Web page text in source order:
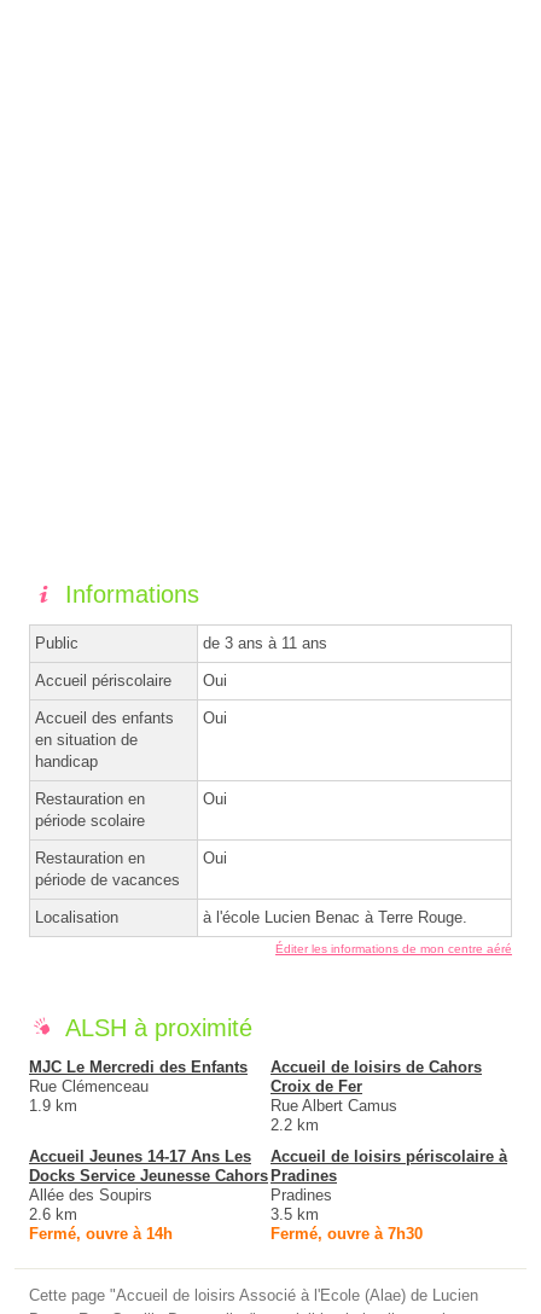
Informations
Public de 3 ans à 11 ans
Accueil périscolaire Oui
Accueil des enfants
en situation de
handicap
Oui
Restauration en
période scolaire
Oui
Restauration en
période de vacances
Oui
Localisation à l'école Lucien Benac à Terre Rouge.
Éditer les informations de mon centre aéré
ALSH à proximité
MJC Le Mercredi des Enfants
Rue Clémenceau
1.9 km
Accueil de loisirs de Cahors
Croix de Fer
Rue Albert Camus
2.2 km
Accueil Jeunes 14-17 Ans Les
Docks Service Jeunesse Cahors
Allée des Soupirs
2.6 km
Fermé, ouvre à 14h
Accueil de loisirs périscolaire à
Pradines
Pradines
3.5 km
Fermé, ouvre à 7h30
Cette page "Accueil de loisirs Associé à l'Ecole (Alae) de Lucien